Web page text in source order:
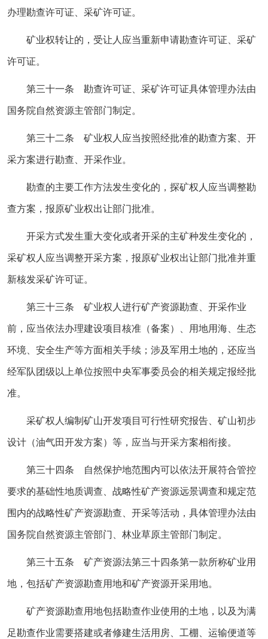
办理勘查许可证、采矿许可证。
矿业权转让的，受让人应当重新申请勘查许可证、采矿
许可证。
第三十一条 勘查许可证、采矿许可证具体管理办法由
国务院自然资源主管部门制定。
第三十二条 矿业权人应当按照经批准的勘查方案、开
采方案进行勘查、开采作业。
勘查的主要工作方法发生变化的，探矿权人应当调整勘
查方案，报原矿业权出让部门批准。
开采方式发生重大变化或者开采的主矿种发生变化的，
采矿权人应当调整开采方案，报原矿业权出让部门批准并重
新核发采矿许可证。
第三十三条 矿业权人进行矿产资源勘查、开采作业
前，应当依法办理建设项目核准（备案）、用地用海、生态
环境、安全生产等方面相关手续；涉及军用土地的，还应当
经军队团级以上单位按照中央军事委员会的相关规定报经批
准。
采矿权人编制矿山开发项目可行性研究报告、矿山初步
设计（油气田开发方案）等，应当与开采方案相衔接。
第三十四条 自然保护地范围内可以依法开展符合管控
要求的基础性地质调查、战略性矿产资源远景调查和规定范
围内的战略性矿产资源勘查、开采等活动，具体管理办法由
国务院自然资源主管部门、林业草原主管部门制定。
第三十五条 矿产资源法第三十四条第一款所称矿业用
地，包括矿产资源勘查用地和矿产资源开采用地。
矿产资源勘查用地包括勘查作业使用的土地，以及为满
足勘查作业需要搭建或者修建生活用房、工棚、运输便道等